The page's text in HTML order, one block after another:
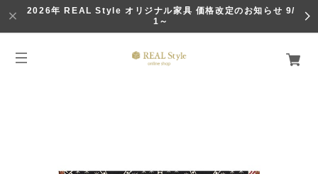
2026年 REAL Style オリジナル家具 価格改定のお知らせ 9/
1～